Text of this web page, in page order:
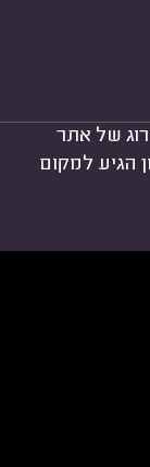
של אתר
הגיע למקום